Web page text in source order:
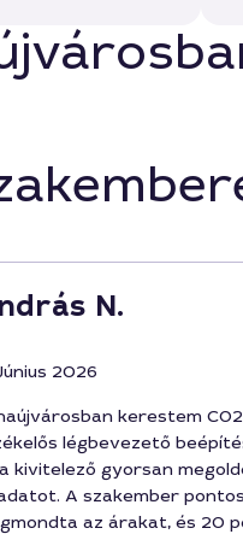
N.
2026
kerestem
légbevezető
kivitelező gyorsan
A szakember
az árakat, és 20